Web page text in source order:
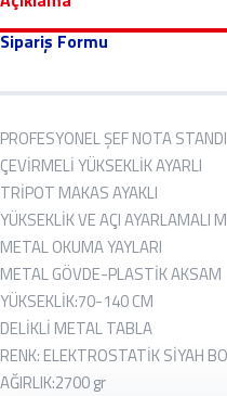
Sipariş Formu
PROFESYONEL ŞEF NOTA STANDI
ÇEVİRMELİ YÜKSEKLİK AYARLI
TRİPOT MAKAS AYAKLI
YÜKSEKLİK VE AÇI AYARLAMALI
METAL OKUMA YAYLARI
METAL GÖVDE-PLASTİK AKSAM
YÜKSEKLİK:70-140 CM
DELİKLİ METAL TABLA
RENK: ELEKTROSTATİK SİYAH
AĞIRLIK:2700 gr